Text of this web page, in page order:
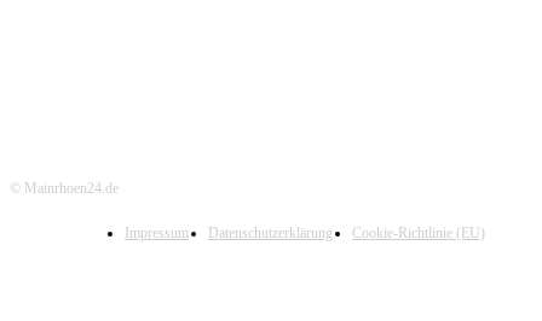
© Mainrhoen24.de
Impressum Datenschutzerklärung Cookie-Richtlinie (EU)